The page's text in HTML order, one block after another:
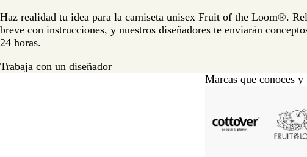
Haz realidad tu idea para la camiseta unisex Fruit of the Loom®.
breve con instrucciones, y nuestros diseñadores te enviarán
24 horas.
Trabaja con un diseñador
Marcas que conoces y